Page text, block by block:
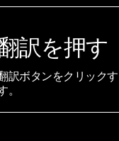
訳を押す
訳ボタンをクリック
。